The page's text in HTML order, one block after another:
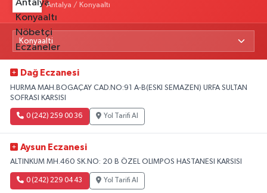
Antalya / Konyaaltı
Dağ Eczanesi
HURMA MAH.BOGAÇAY CAD.NO:91 A-B(ESKI SEMAZEN) URFA SULTAN
SOFRASI KARSISI
0 (242) 259 00 36 Yol Tarifi Al
Aysun Eczanesi
ALTINKUM MH.460 SK.NO: 20 B ÖZEL OLIMPOS HASTANESI KARSISI
0 (242) 229 04 43 Yol Tarifi Al